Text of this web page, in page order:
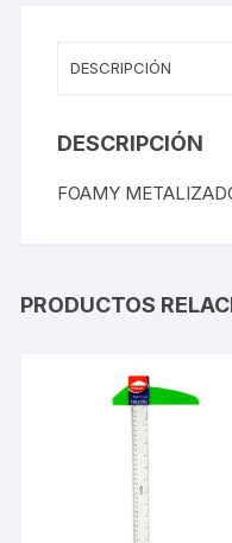
DESCRIPCIÓN
DESCRIPCIÓN
FOAMY
PRODUCTOS